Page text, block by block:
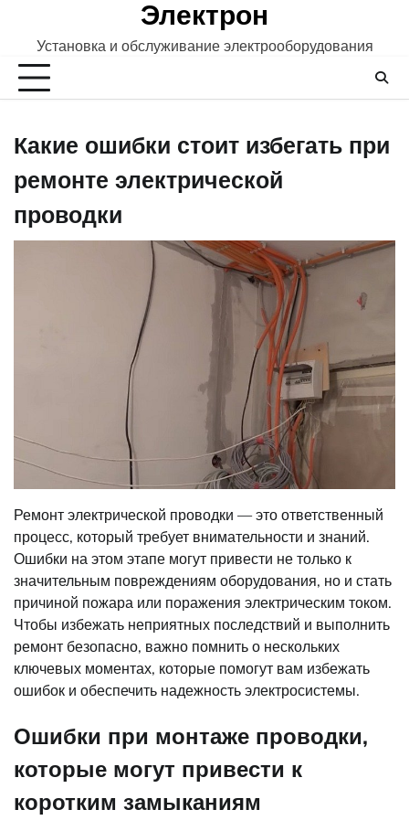
content
Электрон
Установка и обслуживание электрооборудования
Какие ошибки стоит избегать при
ремонте электрической
проводки
Ремонт электрической проводки — это ответственный
процесс, который требует внимательности и знаний.
Ошибки на этом этапе могут привести не только к
значительным повреждениям оборудования, но и стать
причиной пожара или поражения электрическим током.
Чтобы избежать неприятных последствий и выполнить
ремонт безопасно, важно помнить о нескольких
ключевых моментах, которые помогут вам избежать
ошибок и обеспечить надежность электросистемы.
Ошибки при монтаже проводки,
которые могут привести к
коротким замыканиям